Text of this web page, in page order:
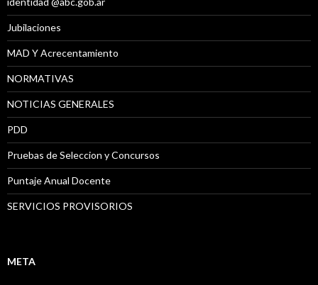
Jubilaciones
MAD Y Acrecentamiento
NORMATIVAS
NOTICIAS GENERALES
PDD
Pruebas de Seleccion y Concursos
Puntaje Anual Docente
SERVICIOS PROVISORIOS
META